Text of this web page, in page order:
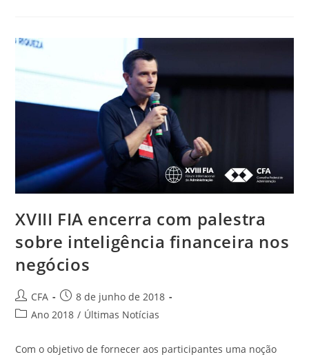
XVIII FIA encerra com palestra
sobre inteligência financeira nos
negócios
CFA
8 de junho de 2018
Ano 2018 / Últimas Notícias
Com o objetivo de fornecer aos participantes uma noção